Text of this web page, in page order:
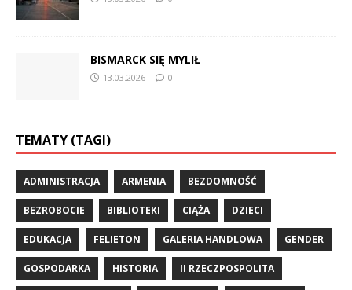
BISMARCK SIĘ MYLIŁ
13.03.2026 0
TEMATY (TAGI)
ADMINISTRACJA ARMENIA BEZDOMNOŚĆ
BEZROBOCIE BIBLIOTEKI CIĄŻA DZIECI
EDUKACJA FELIETON GALERIA HANDLOWA GENDER
GOSPODARKA HISTORIA II RZECZPOSPOLITA